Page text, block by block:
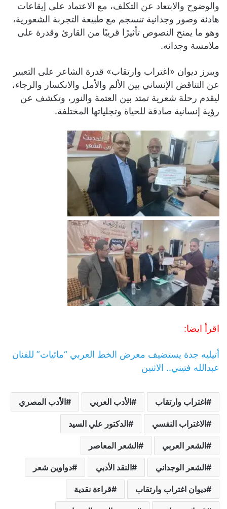
والوضوح والابتعاد عن التكلف، مع الاعتماد على إيقاعات
هادئة وصور وجدانية تنسجم مع طبيعة التجربة الشعورية،
وهو ما يمنح النصوص تأثيرًا قريبًا من القارئ وقدرة على
ملامسة وجدانه.
ويبرز ديوان «اغتراب وارتقاب» قدرة الشاعر على التعبير
عن التناقض الإنساني بين الألم والأمل والانكسار والرجاء،
ليقدم رحلة شعرية تمتد بين العتمة والنور، وتكشف عن
رؤية إنسانية صادقة للحياة وتجلياتها المختلفة.
اقرأ ايضا:
أتيليه جدة يستضيف معرض الخط العربي “مائيات” للفنان
عبدالله فتيني.. الاثنين
اغتراب وارتقاب الأدب العربي الأدب المصري
الاغتراب النفسي الدكتور علي السيد
الشعر العربي الشعر المعاصر
الشعر الوجداني النقد الأدبي دواوين شعر
ديوان اغتراب وارتقاب قراءة نقدية